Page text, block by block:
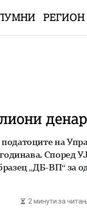
РЕГИОН
на
„ДБ-ВП“ за
2 минути за